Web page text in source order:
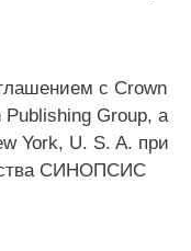
с Crown
Group, a
York, U. S. A. при
СИНОПСИС